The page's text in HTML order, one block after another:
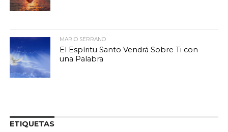
MARIO SERRANO
El Espíritu Santo Vendrá Sobre Ti con
una Palabra
ETIQUETAS